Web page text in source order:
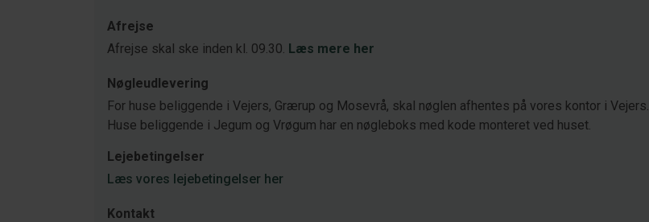
Afrejse
Afrejse skal ske inden kl. 09.30. Læs mere her
Nøgleudlevering
For huse beliggende i Vejers, Grærup og Mosevrå, skal nøglen afhentes på vores kontor i Vejers.
Huse beliggende i Jegum og Vrøgum har en nøgleboks med kode monteret ved huset.
Lejebetingelser
Læs vores lejebetingelser her
Kontakt